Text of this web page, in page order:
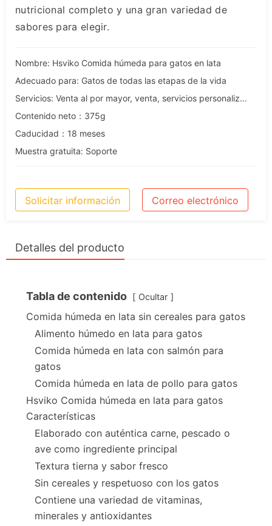
nutricional completo y una gran variedad de
sabores para elegir.
Nombre: Hsviko Comida húmeda para gatos en lata
Adecuado para: Gatos de todas las etapas de la vida
Servicios: Venta al por mayor, venta, servicios personalizados, OEM y ODM.
Contenido neto：375g
Caducidad：18 meses
Muestra gratuita: Soporte
Solicitar información Correo electrónico
Detalles del producto
Tabla de contenido Ocultar
Comida húmeda en lata sin cereales para gatos
Alimento húmedo en lata para gatos
Comida húmeda en lata con salmón para
gatos
Comida húmeda en lata de pollo para gatos
Hsviko Comida húmeda en lata para gatos
Características
Elaborado con auténtica carne, pescado o
ave como ingrediente principal
Textura tierna y sabor fresco
Sin cereales y respetuoso con los gatos
Contiene una variedad de vitaminas,
minerales y antioxidantes